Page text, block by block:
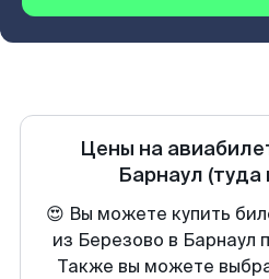
Цены на
Барнаул (туда
😍 Вы можете купить
из Березово в Барнаул
Также вы можете